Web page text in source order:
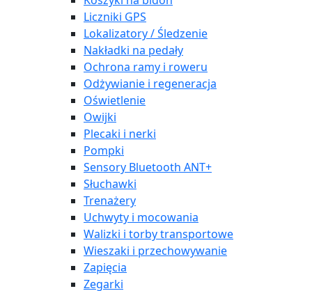
Liczniki GPS
Lokalizatory / Śledzenie
Nakładki na pedały
Ochrona ramy i roweru
Odżywianie i regeneracja
Oświetlenie
Owijki
Plecaki i nerki
Pompki
Sensory Bluetooth ANT+
Słuchawki
Trenażery
Uchwyty i mocowania
Walizki i torby transportowe
Wieszaki i przechowywanie
Zapięcia
Zegarki